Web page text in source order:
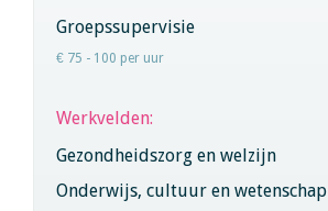
Groepssupervisie
€ 75 - 100 per uur
Werkvelden:
Gezondheidszorg en welzijn
Onderwijs, cultuur en wetenschap